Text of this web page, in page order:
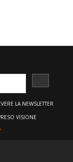
LA NEWSLETTER
VISIONE